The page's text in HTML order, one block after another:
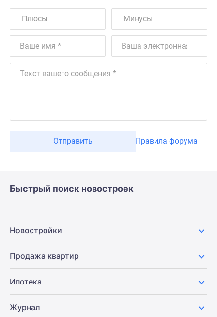
Отправить Правила форума
Быстрый поиск новостроек
Новостройки
Продажа квартир
Ипотека
Журнал